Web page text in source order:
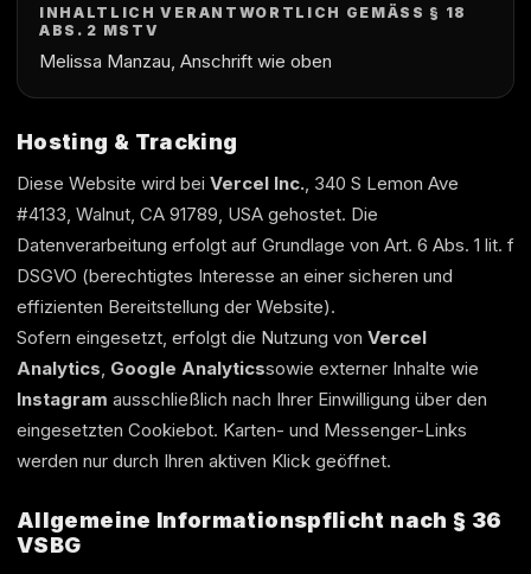
INHALTLICH VERANTWORTLICH GEMÄSS § 18 A
BS. 2 MSTV
Melissa Manzau, Anschrift wie oben
Hosting & Tracking
Diese Website wird bei Vercel Inc., 340 S Lemon Ave
#4133, Walnut, CA 91789, USA gehostet. Die
Datenverarbeitung erfolgt auf Grundlage von Art. 6 Abs. 1 lit. f
DSGVO (berechtigtes Interesse an einer sicheren und
effizienten Bereitstellung der Website).
Sofern eingesetzt, erfolgt die Nutzung von Vercel
Analytics, Google Analyticssowie externer Inhalte wie
Instagram ausschließlich nach Ihrer Einwilligung über den
eingesetzten Cookiebot. Karten- und Messenger-Links
werden nur durch Ihren aktiven Klick geöffnet.
Allgemeine Informationspflicht nach § 36
VSBG